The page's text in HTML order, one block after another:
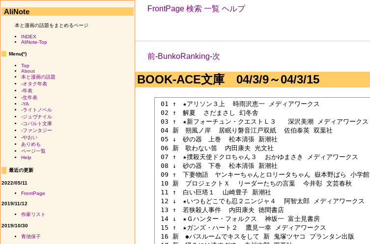
FrontPage 検索 一覧 ヘルプ
前-BunkoRanking-次
BOOK-ACE文庫 04/3/9～04/3/15
01 ↑　★アリソン３上  時雨沢恵一 メディアワークス
02 ↑　解夏  さだまさし 幻冬舎
03 ↑　★新フォーチュン・クエストＬ３   深沢美潮 メディアワークス
04 新　朔風ノ岸  居眠り磐音江戸双紙  佐伯泰英 双葉社
05 ↓　砂の器　上巻  松本清張 新潮社
06 新　歌わない笛  内田康夫 光文社
07 ↑　★撲殺天使ドクロちゃん３  おかゆまさき メディアワークス
08 ↓　砂の器　下巻  松本清張 新潮社
09 ↑　下妻物語　ヤンキーちゃんとロリータちゃん 嶽本野ばら 小学館
10 新　プロジェクトＸ  リーダーたちの言葉  今井彰 文芸春秋
11 ↑　白い巨塔１  山崎豊子 新潮社
12 ↓　★いつもどこでも忍２ニンジャ４  阿智太郎 メディアワークス
13 ↑　若狭殺人事件  内田康夫 徳間書店
14 ↓　★Ｇハンター・フォルクス  神坂一 富士見書房
15 ↑　★ガンズ・ハート２  鷹見一幸 メディアワークス
16 新　◆バスルームでキスをして 新 鬼塚ツヤコ プランタン出版
AliNote
本と漫画の話題をまとめるページ
INDEX
AliNote-Top
Menu(*)
Top
About
本と漫画の話題
-オタク年表
-年表
-生年表
-YA
-ライトノベル
-ジュヴナイル
-コバルト文庫
-ファンタジー
-やおい
ありめも
ページ一覧
Help
最近の更新
2022/05/11
FrontPage
2019/11/12
作家リスト
2019/10/30
青池保子